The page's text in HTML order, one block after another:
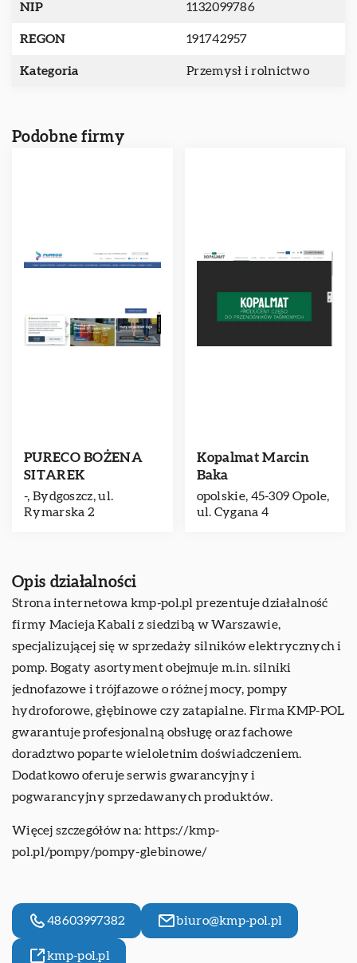
NIP 1132099786
REGON 191742957
Kategoria Przemysł i rolnictwo
Podobne firmy
PURECO BOŻENA
SITAREK
-, Bydgoszcz, ul.
Rymarska 2
Kopalmat Marcin
Baka
opolskie, 45-309 Opole,
ul. Cygana 4
Opis działalności
Strona internetowa kmp-pol.pl prezentuje działalność
firmy Macieja Kabali z siedzibą w Warszawie,
specjalizującej się w sprzedaży silników elektrycznych i
pomp. Bogaty asortyment obejmuje m.in. silniki
jednofazowe i trójfazowe o różnej mocy, pompy
hydroforowe, głębinowe czy zatapialne. Firma KMP-POL
gwarantuje profesjonalną obsługę oraz fachowe
doradztwo poparte wieloletnim doświadczeniem.
Dodatkowo oferuje serwis gwarancyjny i
pogwarancyjny sprzedawanych produktów.
Więcej szczegółów na: https://kmp-
pol.pl/pompy/pompy-glebinowe/
48603997382 biuro@kmp-pol.pl
kmp-pol.pl